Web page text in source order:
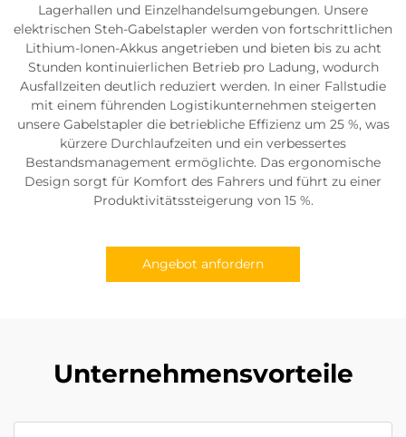
Lagerhallen und Einzelhandelsumgebungen. Unsere
elektrischen Steh-Gabelstapler werden von fortschrittlichen
Lithium-Ionen-Akkus angetrieben und bieten bis zu acht
Stunden kontinuierlichen Betrieb pro Ladung, wodurch
Ausfallzeiten deutlich reduziert werden. In einer Fallstudie
mit einem führenden Logistikunternehmen steigerten
unsere Gabelstapler die betriebliche Effizienz um 25 %, was
kürzere Durchlaufzeiten und ein verbessertes
Bestandsmanagement ermöglichte. Das ergonomische
Design sorgt für Komfort des Fahrers und führt zu einer
Produktivitätssteigerung von 15 %.
Angebot anfordern
Unternehmensvorteile